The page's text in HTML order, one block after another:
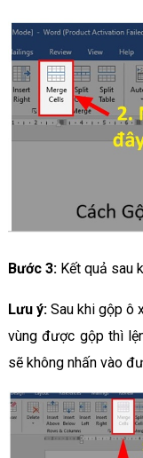
Bước 3: Kết quả sau
Lưu ý:Sau khi gộp ô
vùng được gộp thì
sẽ không nhấn vào